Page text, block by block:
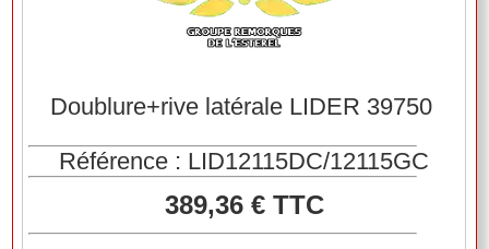
Doublure+rive latérale LIDER 39750
Référence : LID12115DC/12115GC
389,36 € TTC